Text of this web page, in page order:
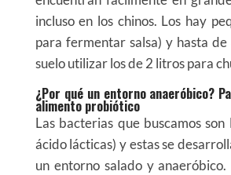
incluso en los chinos. Los hay
para fermentar salsa) y hasta
suelo utilizar los de 2 litros para
¿Por qué un entorno anaeróbico?
alimento probiótico
Las bacterias que buscamos
ácido lácticas) y estas se
un entorno salado y anaeróbico.